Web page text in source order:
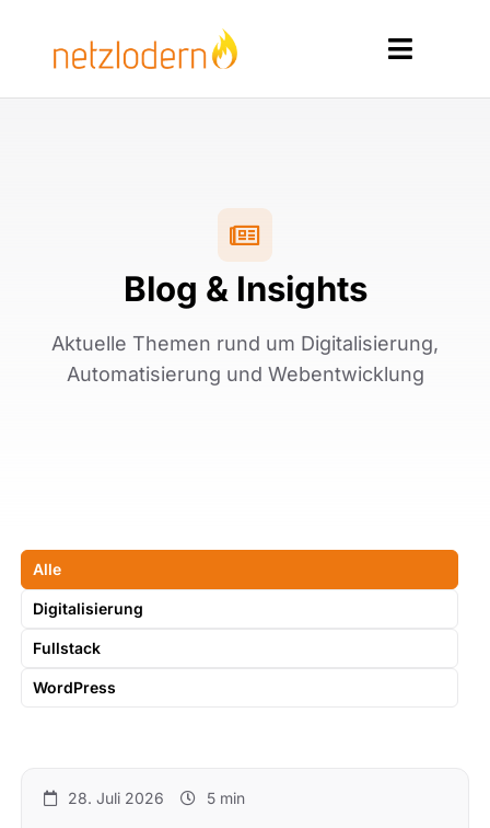
springen
Toggle
Kontakt
Blog & Insights
Aktuelle Themen rund um Digitalisierung,
Automatisierung und Webentwicklung
Alle
Digitalisierung
Fullstack
WordPress
28. Juli 2026 5 min